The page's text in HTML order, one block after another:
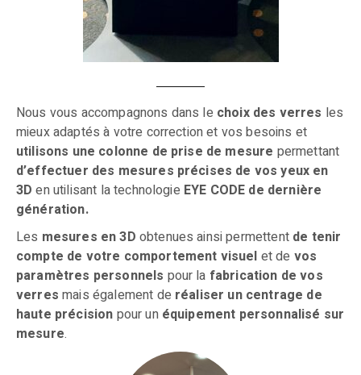
Nous vous accompagnons dans le choix des verres les
mieux adaptés à votre correction et vos besoins et
utilisons une colonne de prise de mesure permettant
d’effectuer des mesures précises de vos yeux en
3D en utilisant la technologie EYE CODE de dernière
génération.
Les mesures en 3D obtenues ainsi permettent de tenir
compte de votre comportement visuel et de vos
paramètres personnels pour la fabrication de vos
verres mais également de réaliser un centrage de
haute précision pour un équipement personnalisé sur
mesure.